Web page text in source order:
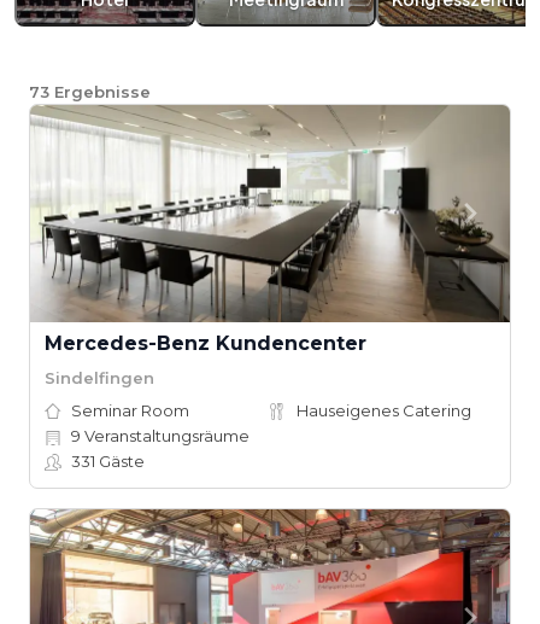
73 Ergebnisse
Mercedes-Benz Kundencenter
Sindelfingen
Seminar Room
Hauseigenes Catering
9 Veranstaltungsräume
331 Gäste